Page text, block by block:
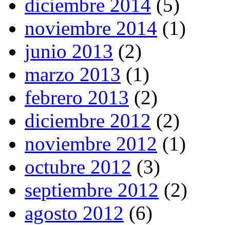
diciembre 2014 (5)
noviembre 2014 (1)
junio 2013 (2)
marzo 2013 (1)
febrero 2013 (2)
diciembre 2012 (2)
noviembre 2012 (1)
octubre 2012 (3)
septiembre 2012 (2)
agosto 2012 (6)